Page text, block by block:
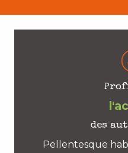
des
Pellentesque